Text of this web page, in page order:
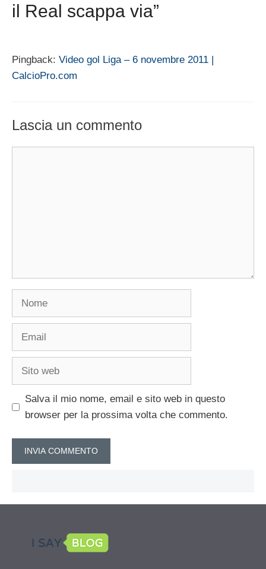
il Real scappa via”
Pingback: Video gol Liga – 6 novembre 2011 |
CalcioPro.com
Lascia un commento
Nome
Email
Sito
Salva il mio nome, email e sito web in questo
browser per la prossima volta che commento.